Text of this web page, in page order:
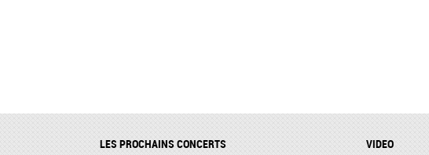
LES PROCHAINS CONCERTS VIDEO